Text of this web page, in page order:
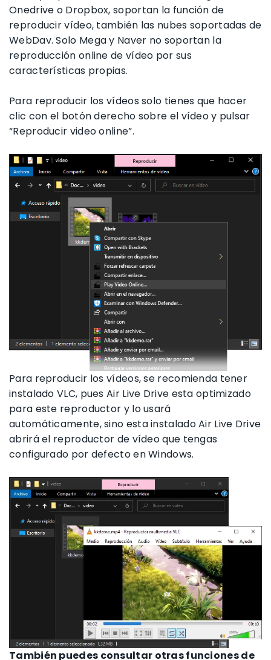
Onedrive o Dropbox, soportan la función de
reproducir vídeo, también las nubes soportadas de
WebDav. Solo Mega y Naver no soportan la
reproducción online de vídeo por sus
características propias.
Para reproducir los vídeos solo tienes que hacer
clic con el botón derecho sobre el vídeo y pulsar
“Reproducir video online”.
Para reproducir los vídeos, se recomienda tener
instalado VLC, pues Air Live Drive esta optimizado
para este reproductor y lo usará
automáticamente, sino esta instalado Air Live Drive
abrirá el reproductor de vídeo que tengas
configurado por defecto en Windows.
También puedes consultar otras funciones de